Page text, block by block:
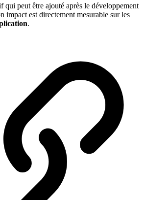
qui peut être ajouté après le développement
impact est directement mesurable sur les
.